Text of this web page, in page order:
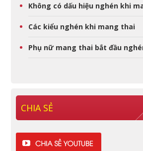
Không có dấu hiệu nghén khi
Các kiểu nghén khi mang thai
Phụ nữ mang thai bắt đầu
CHIA SẺ